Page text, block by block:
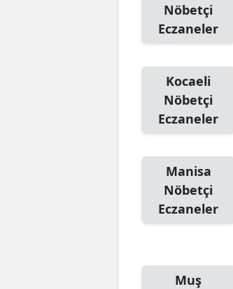
Nöbetçi
Eczaneler
Kocaeli
Nöbetçi
Eczaneler
Manisa
Nöbetçi
Eczaneler
Muş